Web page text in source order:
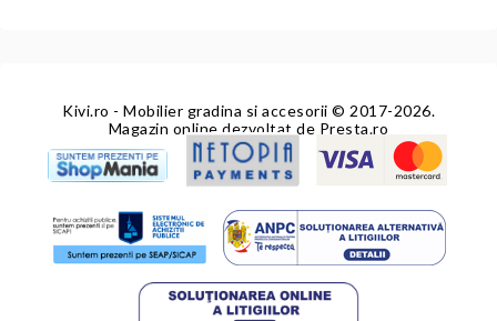
Kivi.ro - Mobilier gradina si accesorii © 2017-2026.
Magazin online dezvoltat de Presta.ro